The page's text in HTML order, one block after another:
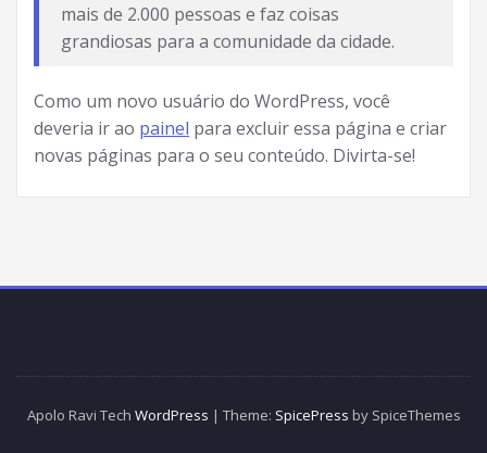
mais de 2.000 pessoas e faz coisas
grandiosas para a comunidade da cidade.
Como um novo usuário do WordPress, você
deveria ir ao painel para excluir essa página e criar
novas páginas para o seu conteúdo. Divirta-se!
Apolo Ravi Tech WordPress | Theme: SpicePress by SpiceThemes